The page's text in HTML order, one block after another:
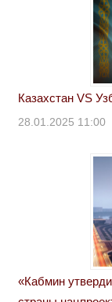
Казахстан VS
28.01.2025 11:00
«Кабмин